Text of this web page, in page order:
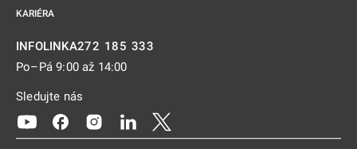
KARIÉRA
INFOLINKA272 185 333
Po–Pá 9:00 až 14:00
Sledujte nás
Odkaz se otevře na nové kartě
Odkaz se otevře na nové kartě
Odkaz se otevře na nové kartě
Odkaz se otevře na nové kartě